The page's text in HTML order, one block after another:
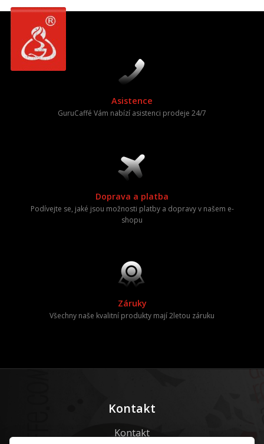
Asistence
GuruCaffé Vám nabízí asistenci prodeje 24/7
Doprava a platba
Podívejte se, jaké jsou možnosti platby a dopravy v našem e-
shopu
Záruky
Všechny naše kvalitní produkty mají 2letou záruku
Kontakt
Kontakt